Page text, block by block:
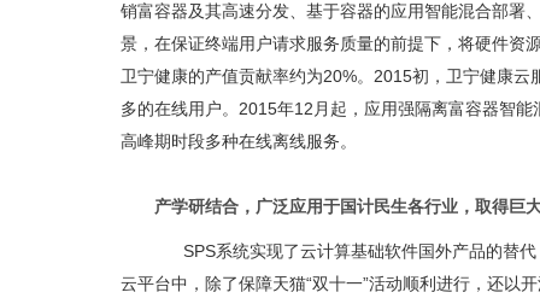
销富容器及其高速分发、基于容器的应用智能混合部署
景，在保证终端用户请求服务质量的前提下，将硬件资
卫宁健康的产值贡献率约为20%。2015初，卫宁健康
多的在线用户。2015年12月起，应用强隔离富容器智
高峰期时段多种在线离线服务。
产学研结合，广泛应用于国计民生各行业，取得巨
SPS系统实现了云计算基础软件国外产品的替代
云平台中，除了保障天猫“双十一”活动顺利进行，还以